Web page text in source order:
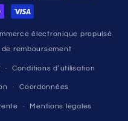
électronique propulsé
de remboursement
Conditions d’utilisation
Coordonnées
Mentions légales